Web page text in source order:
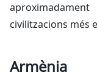
civilitzacions més
Armènia